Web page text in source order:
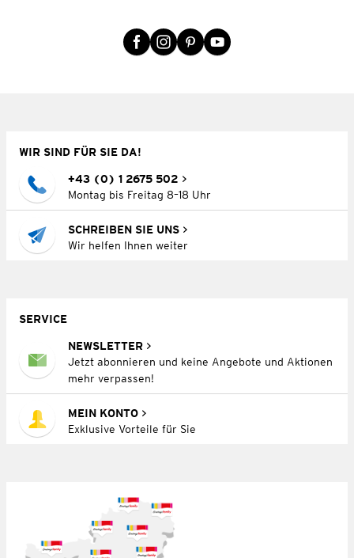
WIR SIND FÜR SIE DA!
+43 (0) 1 2675 502
Montag bis Freitag 8–18 Uhr
SCHREIBEN SIE UNS
Wir helfen Ihnen weiter
SERVICE
NEWSLETTER
Jetzt abonnieren und keine Angebote und Aktionen
mehr verpassen!
MEIN KONTO
Exklusive Vorteile für Sie